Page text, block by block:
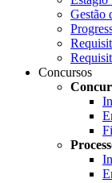
Gestão
Concursos